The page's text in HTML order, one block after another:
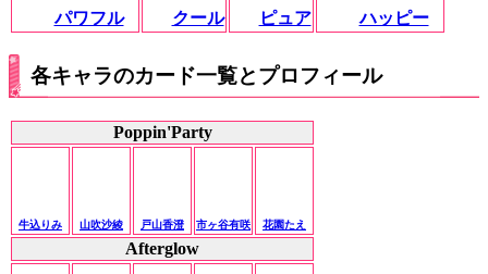
パワフル クール ピュア ハッピー
各キャラのカード一覧とプロフィール
Poppin'Party
牛込りみ 山吹沙綾 戸山香澄 市ヶ谷有咲 花園たえ
Afterglow